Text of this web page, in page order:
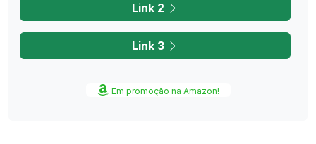
Link 2
Link 3
Em promoção na Amazon!